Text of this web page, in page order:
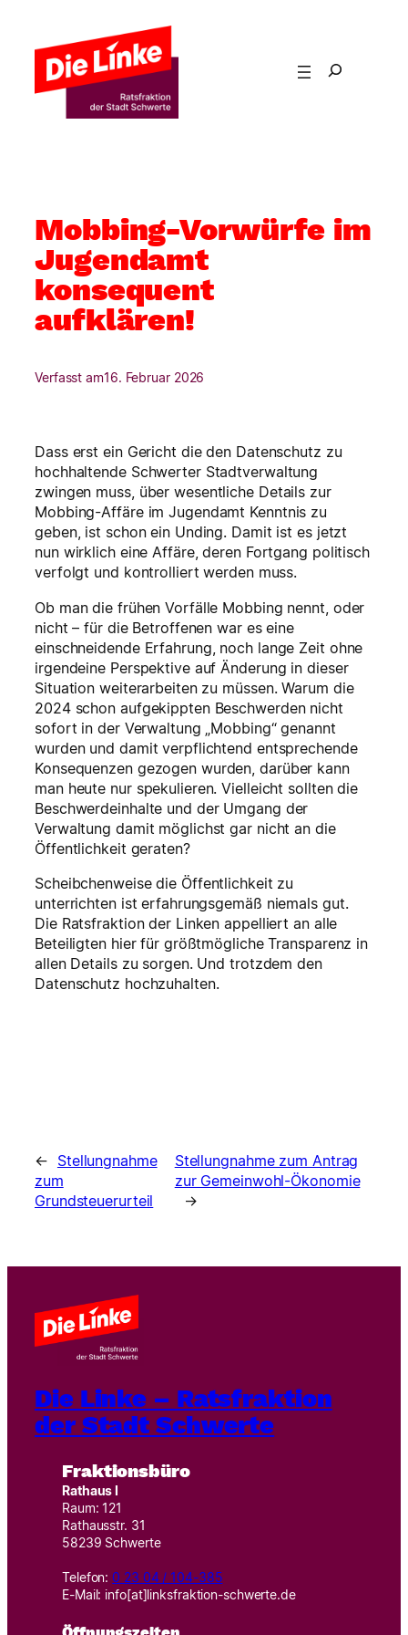
springen
Mobbing-Vorwürfe im
Jugendamt
konsequent
aufklären!
Verfasst am16. Februar 2026
Dass erst ein Gericht die den Datenschutz zu
hochhaltende Schwerter Stadtverwaltung
zwingen muss, über wesentliche Details zur
Mobbing-Affäre im Jugendamt Kenntnis zu
geben, ist schon ein Unding. Damit ist es jetzt
nun wirklich eine Affäre, deren Fortgang politisch
verfolgt und kontrolliert werden muss.
Ob man die frühen Vorfälle Mobbing nennt, oder
nicht – für die Betroffenen war es eine
einschneidende Erfahrung, noch lange Zeit ohne
irgendeine Perspektive auf Änderung in dieser
Situation weiterarbeiten zu müssen. Warum die
2024 schon aufgekippten Beschwerden nicht
sofort in der Verwaltung „Mobbing“ genannt
wurden und damit verpflichtend entsprechende
Konsequenzen gezogen wurden, darüber kann
man heute nur spekulieren. Vielleicht sollten die
Beschwerdeinhalte und der Umgang der
Verwaltung damit möglichst gar nicht an die
Öffentlichkeit geraten?
Scheibchenweise die Öffentlichkeit zu
unterrichten ist erfahrungsgemäß niemals gut.
Die Ratsfraktion der Linken appelliert an alle
Beteiligten hier für größtmögliche Transparenz in
allen Details zu sorgen. Und trotzdem den
Datenschutz hochzuhalten.
← Stellungnahme
zum
Grundsteuerurteil
Stellungnahme zum Antrag
zur Gemeinwohl-Ökonomie
→
Die Linke – Ratsfraktion
der Stadt Schwerte
Fraktionsbüro
Rathaus I
Raum: 121
Rathausstr. 31
58239 Schwerte
Telefon:0 23 04 / 104-385
E-Mail: info[at]linksfraktion-schwerte.de